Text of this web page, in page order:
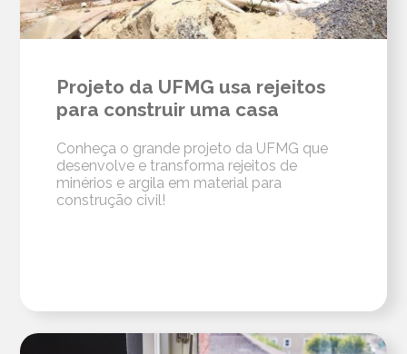
Projeto da UFMG usa rejeitos
para construir uma casa
Conheça o grande projeto da UFMG que
desenvolve e transforma rejeitos de
minérios e argila em material para
construção civil!